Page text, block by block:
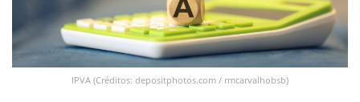
IPVA (Créditos: depositphotos.com / rmcarvalhobsb)